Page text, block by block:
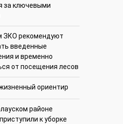
за ключевыми
ЗКО рекомендуют
введенные
и временно
от посещения лесов
ориентир
районе
к уборке